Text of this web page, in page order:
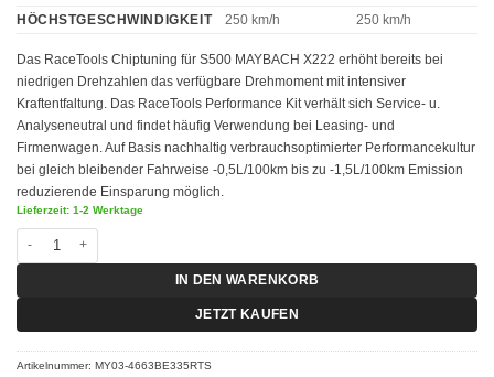
HÖCHSTGESCHWINDIGKEIT 250 km/h 250 km/h
Das RaceTools Chiptuning für S500 MAYBACH X222 erhöht bereits bei
niedrigen Drehzahlen das verfügbare Drehmoment mit intensiver
Kraftentfaltung. Das RaceTools Performance Kit verhält sich Service- u.
Analyseneutral und findet häufig Verwendung bei Leasing- und
Firmenwagen. Auf Basis nachhaltig verbrauchsoptimierter Performancekultur
bei gleich bleibender Fahrweise -0,5L/100km bis zu -1,5L/100km Emission
reduzierende Einsparung möglich.
Lieferzeit: 1-2 Werktage
Chiptuning S500 Maybach X222 - S 500 Maybach 335 KW (455 PS) RT-S
IN DEN WARENKORB
JETZT KAUFEN
Artikelnummer: MY03-4663BE335RTS